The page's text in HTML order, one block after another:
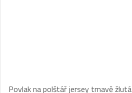
Povlak na polštář jersey tmavě žlutá